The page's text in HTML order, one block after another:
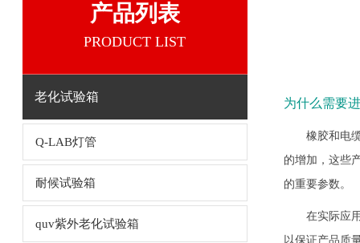
产品列表
PRODUCT LIST
老化试验箱
Q-LAB灯管
耐候试验箱
quv紫外老化试验箱
为什么需要
橡胶和电
的增加，这些
的重要参数。
在实际应
以保证产品质